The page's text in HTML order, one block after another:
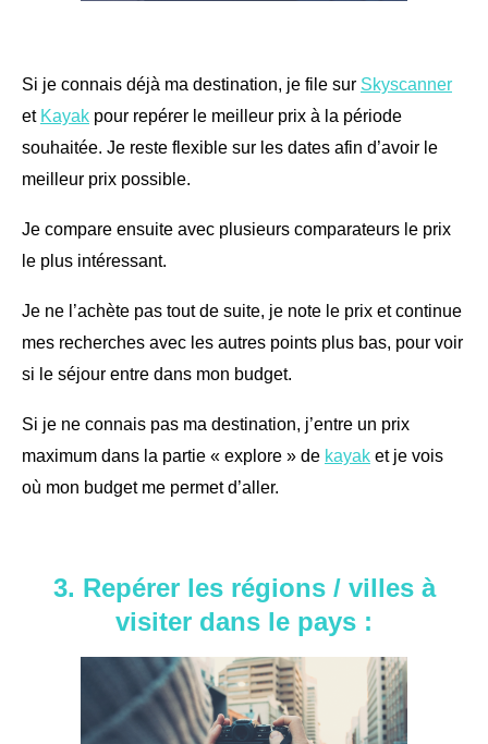
Si je connais déjà ma destination, je file sur Skyscanner
et Kayak pour repérer le meilleur prix à la période
souhaitée. Je reste flexible sur les dates afin d’avoir le
meilleur prix possible.
Je compare ensuite avec plusieurs comparateurs le prix
le plus intéressant.
Je ne l’achète pas tout de suite, je note le prix et continue
mes recherches avec les autres points plus bas, pour voir
si le séjour entre dans mon budget.
Si je ne connais pas ma destination, j’entre un prix
maximum dans la partie « explore » de kayak et je vois
où mon budget me permet d’aller.
3. Repérer les régions / villes à
visiter dans le pays :